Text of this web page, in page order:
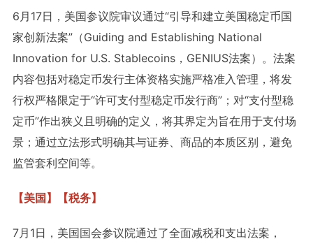
6月17日，美国参议院审议通过“引导和建立美国稳定币国
家创新法案”（Guiding and Establishing National
Innovation for U.S. Stablecoins，GENIUS法案）。法案
内容包括对稳定币发行主体资格实施严格准入管理，将发
行权严格限定于“许可支付型稳定币发行商”；对“支付型稳
定币”作出狭义且明确的定义，将其界定为旨在用于支付场
景；通过立法形式明确其与证券、商品的本质区别，避免
监管套利空间等。
【美国】【税务】
7月1日，美国国会参议院通过了全面减税和支出法案，